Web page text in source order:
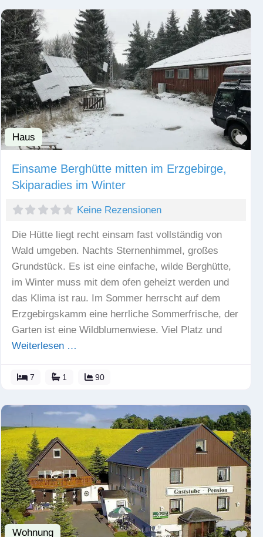
Haus
Einsame Berghütte mitten im Erzgebirge,
Skiparadies im Winter
Keine Rezensionen
Die Hütte liegt recht einsam fast vollständig von
Wald umgeben. Nachts Sternenhimmel, großes
Grundstück. Es ist eine einfache, wilde Berghütte,
im Winter muss mit dem ofen geheizt werden und
das Klima ist rau. Im Sommer herrscht auf dem
Erzgebirgskamm eine herrliche Sommerfrische, der
Garten ist eine Wildblumenwiese. Viel Platz und
Weiterlesen …
7 1 90
Wohnung